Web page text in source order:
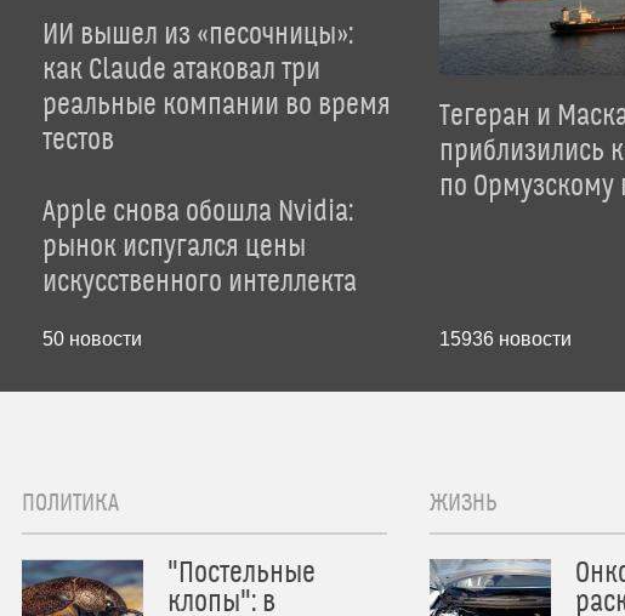
ИИ вышел из «песочницы»:
как Claude атаковал три
реальные компании во время
тестов
Apple снова обошла Nvidia:
рынок испугался цены
искусственного интеллекта
50 новости
Тегеран и
приблизились
по Ормузскому
15936 новости
ПОЛИТИКА
"Постельные
клопы": в
ЖИЗНЬ